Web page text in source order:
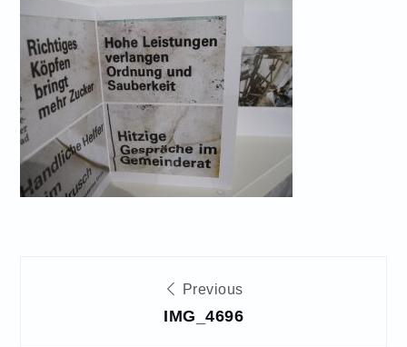
Beitragsnavigation
Previous
IMG_4696